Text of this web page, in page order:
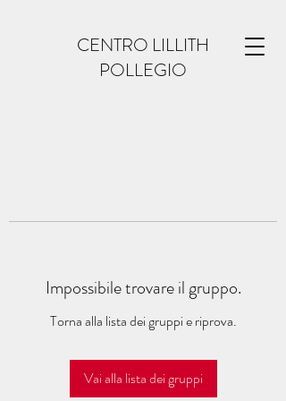
CENTRO LILLITH
POLLEGIO
Impossibile trovare il gruppo.
Torna alla lista dei gruppi e riprova.
Vai alla lista dei gruppi